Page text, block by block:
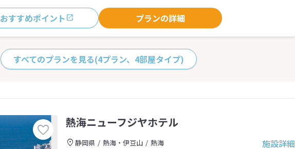
おすすめポイント プランの詳細
すべてのプランを見る(4プラン、4部屋タイプ)
熱海ニューフジヤホテル
施設詳細
静岡県 熱海・伊豆山
熱海